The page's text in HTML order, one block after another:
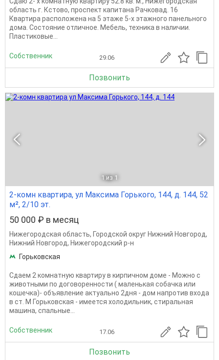
область г. Кстово, проспект капитана Рачковад. 16
Квартира расположена на 5 этаже 5-х этажного панельного
дома. Состояние отличное. Мебель, техника в наличии.
Пластиковые...
Собственник 29.06
Позвонить
1 из 1
2-комн квартира, ул Максима Горького, 144, д. 144, 52
м², 2/10 эт.
50 000 ₽ в месяц
Нижегородская область, Городской округ Нижний Новгород,
Нижний Новгород, Нижегородский р-н
Горьковская
Сдаем 2 комнатную квартиру в кирпичном доме - Можно с
животными по договоренности ( маленькая собачка или
кошечка)- объявление актуально 2дня - дом напротив входа
в ст. М Горьковская - имеется холодильник, стиральная
машина, спальные...
Собственник 17.06
Позвонить